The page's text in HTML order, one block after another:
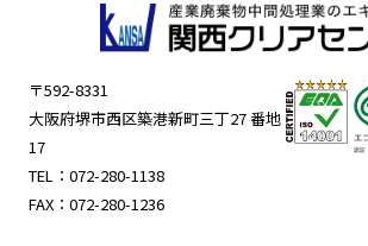
〒592-8331
大阪府堺市西区築港新町三丁27 番地
17
TEL： 072-280-1138
FAX：072-280-1236